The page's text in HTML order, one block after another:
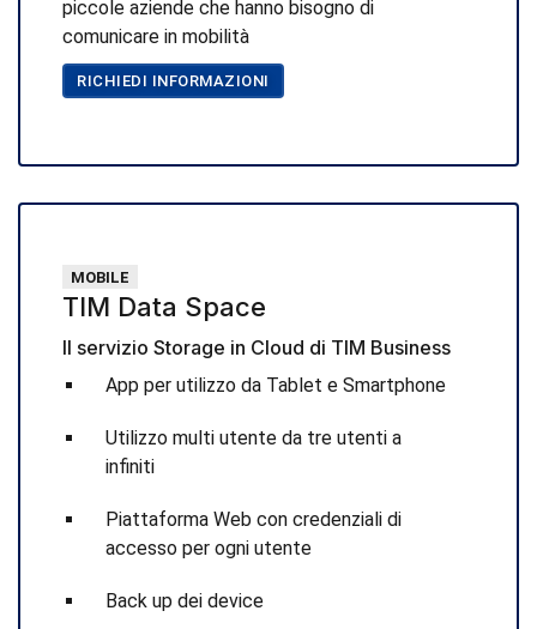
piccole aziende che hanno bisogno di
comunicare in mobilità
RICHIEDI INFORMAZIONI
MOBILE
TIM Data Space
Il servizio Storage in Cloud di TIM Business
App per utilizzo da Tablet e Smartphone
Utilizzo multi utente da tre utenti a
infiniti
Piattaforma Web con credenziali di
accesso per ogni utente
Back up dei device